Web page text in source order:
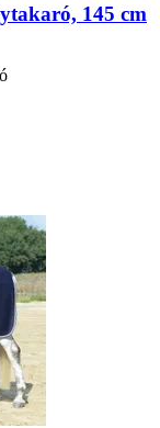
145 cm